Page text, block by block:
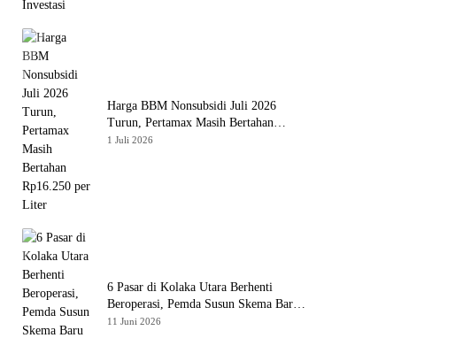
Harga BBM Nonsubsidi Juli 2026
Turun, Pertamax Masih Bertahan
Rp16.250 per Liter
1 Juli 2026
6 Pasar di Kolaka Utara Berhenti
Beroperasi, Pemda Susun Skema Baru
Pulihkan Perdagangan
11 Juni 2026